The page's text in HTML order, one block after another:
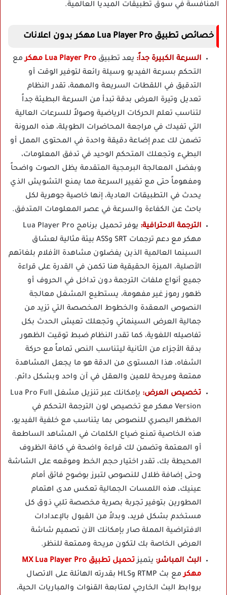
المنافسة في سوق تطبيقات الميديا العالمية.
خصائص تطبيق Lua Player Pro مهكر بدون اعلانات
السرعة الكبيرة جداً: يعد تطبيق Lua Player Pro مهكر
مع
التحكم بسرعة الفيديو وسيلة رائعة لتوفير الوقت أو
التدقيق في اللقطات السريعة والمهمة، تقدر النظام
تعديل وتيرة العرض بدقة تبدأ من السرعة البطيئة جداً
لتناسب تعلم الحركات الرياضية وصولاً للسرعات العالية
التي تفيدك في مراجعة المحاضرات الطويلة، هذه المرونة
تضمن لك عدم إضاعة دقيقة واحدة في المحتوى الممل أو
البطيء وتجعلك المتحكم الوحيد في تدفق المعلومات،
وبفضل المعالجة البرمجية المتقدمة يظل الصوت واضحاً
ومفهوماً حتى مع تغيير السرعة مما يمنع التشويش الذي
يحدث في التطبيقات العادية، إنها خاصية جوهرية لكل
باحث عن الكفاءة والسرعة في عصر المعلومات المتدفق.
الترجمة الاحترافية:
يوفر تحميل برنامج Lua Player Pro
مهكر مع دعم ترجمات SRT وASS بيئة مثالية لعشاق
السينما العالمية الذين يفضلون مشاهدة الأفلام بلغاتهم
الأصلية، الميزة الحقيقية هنا تكمن في القدرة على قراءة
جميع أنواع ملفات الترجمة دون تداخل في الحروف أو
ظهور رموز غير مفهومة، يستطيع المشغل معالجة
النصوص المعقدة والخطوط المخصصة التي تزيد من
جمالية العرض السينمائي وتجعلك تعيش الحدث بكل
تفاصيله اللغوية، كما تقدر النظام ضبط توقيت الظهور
بدقة الأجزاء من الثانية ليتناسب النص تماماً مع حركة
الشفاه، هذا المستوى من الدقة هو ما يجعل المشاهدة
ممتعة ومريحة للعين والعقل في آن واحد وبشكل دائم.
تخصيص العرض:
بإمكانك عبر تنزيل مشغل Lua Pro Full
Version مهكر مع تخصيص لون الترجمة التحكم في
المظهر البصري للنصوص بما يتناسب مع خلفية الفيديو،
هذه الخاصية تمنع ضياع الكلمات في المشاهد الساطعة
أو المعتمة وتضمن لك قراءة واضحة في كافة الظروف
المحيطة بك، تقدر اختيار حجم الخط وموقعه على الشاشة
وحتى إضافة ظلال للنصوص لتبرز بوضوح فائق أمام
عينيك، هذه اللمسات الجمالية تعكس مدى اهتمام
المطورين بتوفير تجربة بصرية مخصصة تلبي ذوق كل
مستخدم بشكل فريد، وبدلاً من القبول بالإعدادات
الافتراضية المملة صار بإمكانك الآن تصميم شاشة
العرض الخاصة بك لتكون مريحة وممتعة للنظر.
البث المباشر: يتميز
تحميل تطبيق MX Lua Player Pro
مهكر
مع بث RTMP وHLS بقدرته الهائلة على الاتصال
بروابط البث الخارجي لمتابعة القنوات والمباريات الحية،